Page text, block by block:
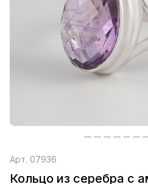
Арт. 07936
Кольцо из серебра с